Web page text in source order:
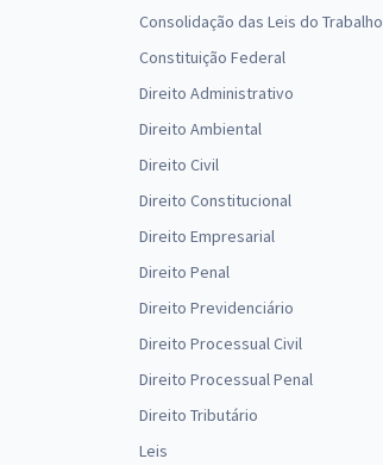
Consolidação das Leis do Trabalho
Constituição Federal
Direito Administrativo
Direito Ambiental
Direito Civil
Direito Constitucional
Direito Empresarial
Direito Penal
Direito Previdenciário
Direito Processual Civil
Direito Processual Penal
Direito Tributário
Leis